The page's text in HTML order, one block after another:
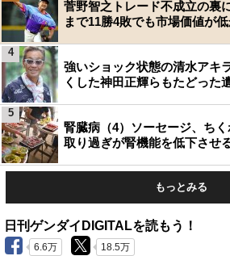
菅野智之トレード不成立の裏
まで11勝4敗でも市場価値が
強いショック状態の清水アキ
くした神田正輝らもたどった
4
腎臓病（4）ソーセージ、ち
取り過ぎが腎機能を低下させ
5
もっとみる
日刊ゲンダイDIGITALを読もう！
6.6万 18.5万